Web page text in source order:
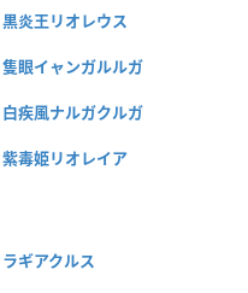
黒炎王リオレウス
隻眼イャンガルルガ
白疾風ナルガクルガ
紫毒姫リオレイア
ラギアクルス